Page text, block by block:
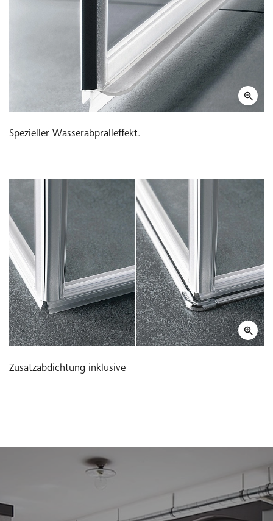
Spezieller Wasserabpralleffekt.
Zusatzabdichtung inklusive